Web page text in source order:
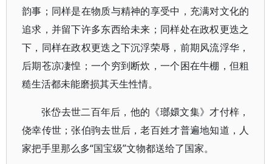
韵事；同样是在物质与精神的享受中，充满对文化的
追求，并留下许多东西给未来；同样处在政权更迭之
下，同样在政权更迭之下沉浮荣辱，前期风流浮华，
后期苍凉凄惶；一个穷到断炊，一个困在牛棚，但粗
糙生活都未能磨损其天生性情。
张岱去世二百年后，他的《瑯嬛文集》才付梓，
侥幸传世；张伯驹去世后，老百姓才普遍地知道，人
家把手里那么多“国宝级”文物都送给了国家。